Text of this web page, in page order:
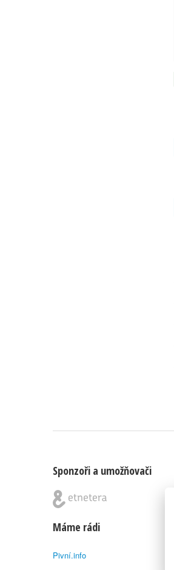
Sponzoři a umožňovači
Máme rádi
Pivní.info